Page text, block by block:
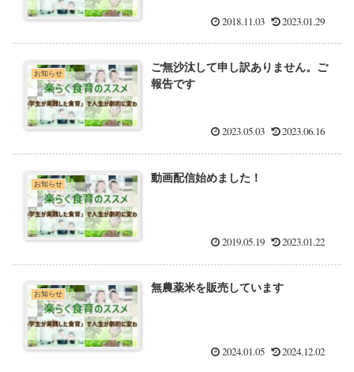
2018.11.03 2023.01.29
お知らせ
ご無沙汰して申し訳ありません。ご
報告です
2023.05.03 2023.06.16
お知らせ 動画配信始めました！
2019.05.19 2023.01.22
お知らせ 無農薬米を販売しています
2024.01.05 2024.12.02